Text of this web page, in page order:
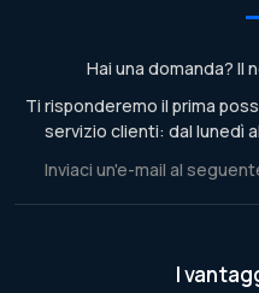
Hai una domanda? Il
Ti risponderemo il prima
servizio clienti: dal lunedì
Inviaci un'e-mail al
I